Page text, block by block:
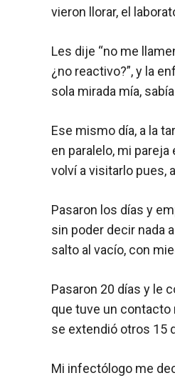
vieron llorar, el
Les dije “no me
¿no reactivo?”, y la
sola mirada mía,
Ese mismo día, a la
en paralelo, mi
volví a visitarlo pues,
Pasaron los días y
sin poder decir nada
salto al vacío, con
Pasaron 20 días y le
que tuve un contacto
se extendió otros 15
Mi infectólogo me